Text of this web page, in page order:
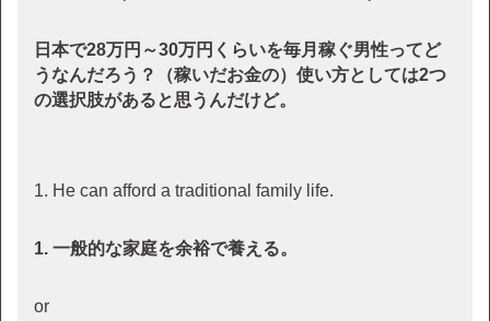
日本で28万円～30万円くらいを毎月稼ぐ男性ってど
うなんだろう？（稼いだお金の）使い方としては2つ
の選択肢があると思うんだけど。
1. He can afford a traditional family life.
1. 一般的な家庭を余裕で養える。
or